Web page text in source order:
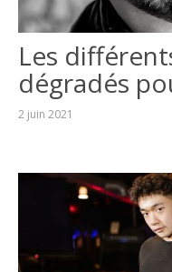
Les
dégradés
2 juin 2021